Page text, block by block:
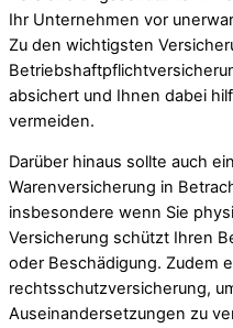
Ihr Unternehmen vor
Zu den wichtigsten
absichert und Ihnen dabei
vermeiden.
Darüber hinaus sollte auch
Warenversicherung in
insbesondere wenn Sie
Versicherung schützt Ihren
oder Beschädigung. Zudem
rechtsschutzversicherung,
Auseinandersetzungen zu